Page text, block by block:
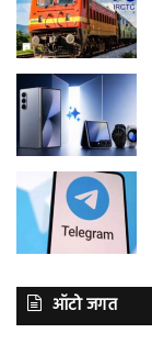
ऑटो जगत